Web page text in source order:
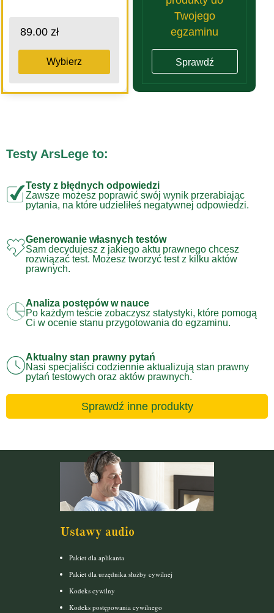
89.00 zł
Wybierz
Twojego
egzaminu
Sprawdź
Testy ArsLege to:
Testy z błędnych odpowiedzi
Zawsze możesz poprawić swój wynik przerabiając
pytania, na które udzieliłeś negatywnej odpowiedzi.
Generowanie własnych testów
Sam decydujesz z jakiego aktu prawnego chcesz
rozwiązać test. Możesz tworzyć test z kilku aktów
prawnych.
Analiza postępów w nauce
Po każdym teście zobaczysz statystyki, które pomogą
Ci w ocenie stanu przygotowania do egzaminu.
Aktualny stan prawny pytań
Nasi specjaliści codziennie aktualizują stan prawny
pytań testowych oraz aktów prawnych.
Sprawdź inne produkty
Ustawy audio
Pakiet dla aplikanta
Pakiet dla urzędnika służby cywilnej
Kodeks cywilny
Kodeks postępowania cywilnego